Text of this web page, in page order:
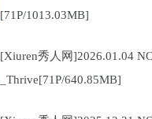
[71P/1013.03MB]
[Xiuren秀人网]2026.01.04
_Thrive[71P/640.85MB]